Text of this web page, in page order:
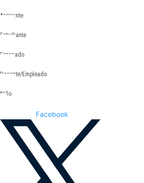
Aspirante
Estudiante
Egresado
Docente/Empleado
Niño
Facebook